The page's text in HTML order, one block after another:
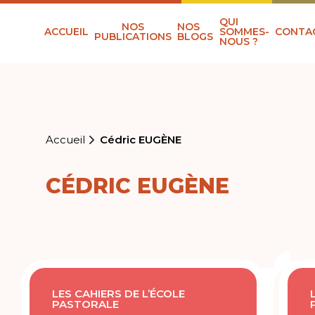
ACCUEIL NOS
PUBLICATIONS
NOS
BLOGS
QUI
SOMMES-
NOUS ?
Accueil Cédric EUGÈNE
CÉDRIC EUGÈNE
LES CAHIERS DE L’ÉCOLE
PASTORALE